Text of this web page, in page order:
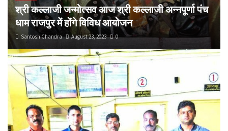
श्री कल्लाजी जन्मोत्सव आज श्री कल्लाजी अन्नपूर्णा पंच
धाम राजपुर में होंगे विविध आयोजन
Santosh Chandra August 23, 2023 0